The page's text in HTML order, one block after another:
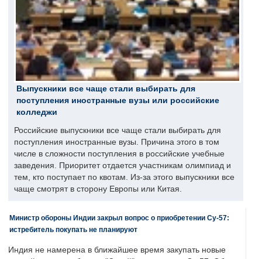
Выпускники все чаще стали выбирать для
поступления иностранные вузы или российские
колледжи
Российские выпускники все чаще стали выбирать для
поступления иностранные вузы. Причина этого в том
числе в сложности поступления в российские учебные
заведения. Приоритет отдается участникам олимпиад и
тем, кто поступает по квотам. Из-за этого выпускники все
чаще смотрят в сторону Европы или Китая.
Министр обороны Индии закрыл вопрос о приобретении Су-57:
истребитель покупать не планируют
Индия не намерена в ближайшее время закупать новые